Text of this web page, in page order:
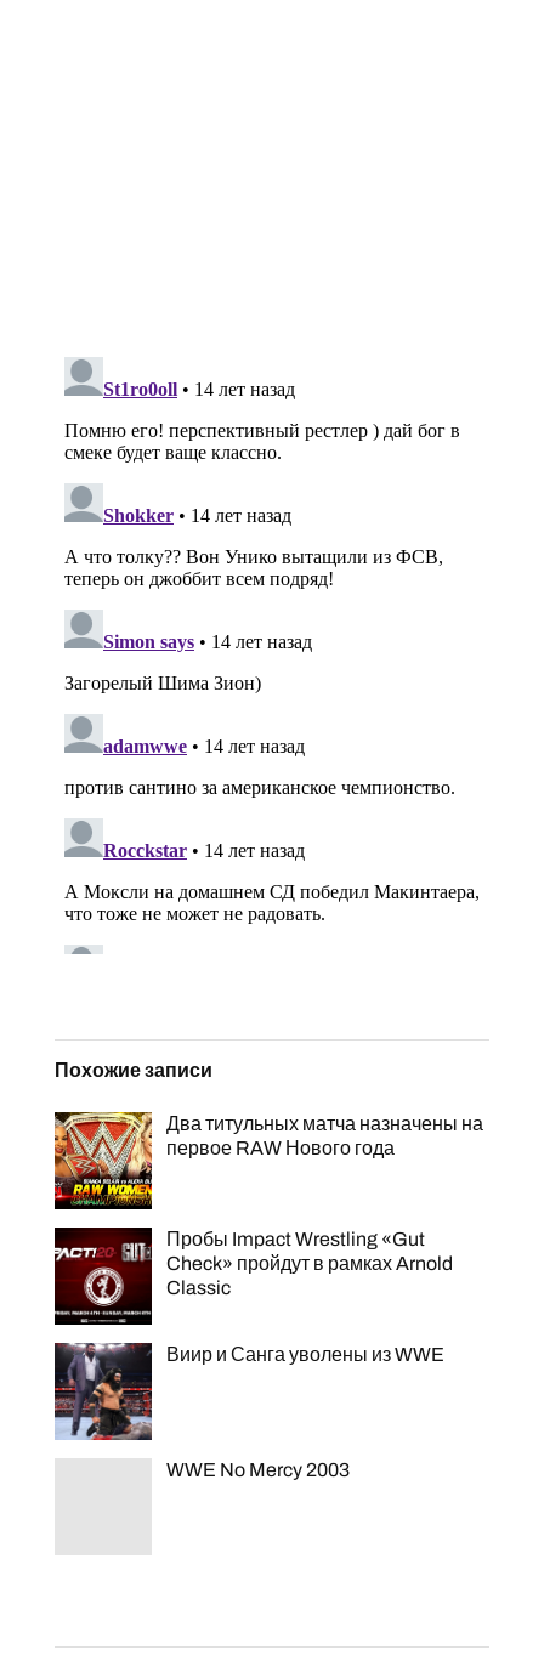
Похожие записи
Два титульных матча назначены на
первое RAW Нового года
Пробы Impact Wrestling «Gut
Check» пройдут в рамках Arnold
Classic
Виир и Санга уволены из WWE
WWE No Mercy 2003